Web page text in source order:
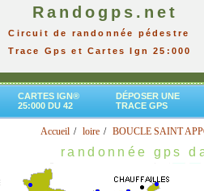
Randogps.net
Circuit de randonnée pédestre
Trace Gps et Cartes Ign 25:000
CARTES IGN®
25:000 DU 42
DÉPOSER UNE
TRACE GPS
Accueil loire BOUCLE SAINT
randonnée gps